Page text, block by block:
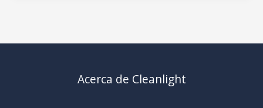
Acerca de Cleanlight